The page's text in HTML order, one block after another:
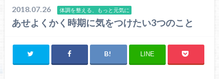
2018.07.26 体調を整える、もっと元気に
あせよくかく時期に気をつけたい3つのこと
LINE